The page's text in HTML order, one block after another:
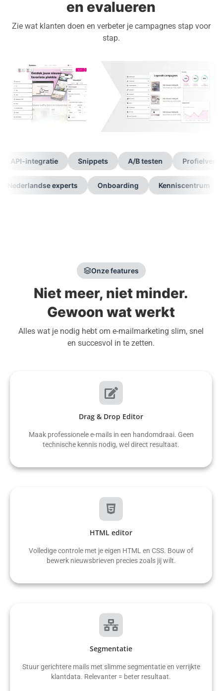
en evalueren
Zie wat klanten doen en verbeter je campagnes stap voor
stap.
integratie Snippets A/B testen Profielverrijking
Nederlandse experts Onboarding
Onze features
Niet meer, niet minder.
Gewoon wat werkt
Alles wat je nodig hebt om e-mailmarketing slim, snel
en succesvol in te zetten.
Drag & Drop Editor
Maak professionele e-mails in een handomdraai. Geen
technische kennis nodig, wel direct resultaat.
HTML editor
Volledige controle met je eigen HTML en CSS. Bouw of
bewerk nieuwsbrieven precies zoals jij wilt.
Segmentatie
Stuur gerichtere mails met slimme segmentatie en verrijkte
klantdata. Relevanter = beter resultaat.